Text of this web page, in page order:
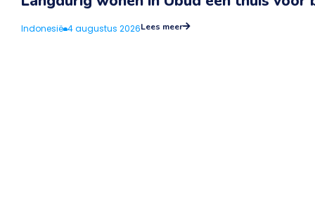
Indonesië 4 augustus 2026Lees meer